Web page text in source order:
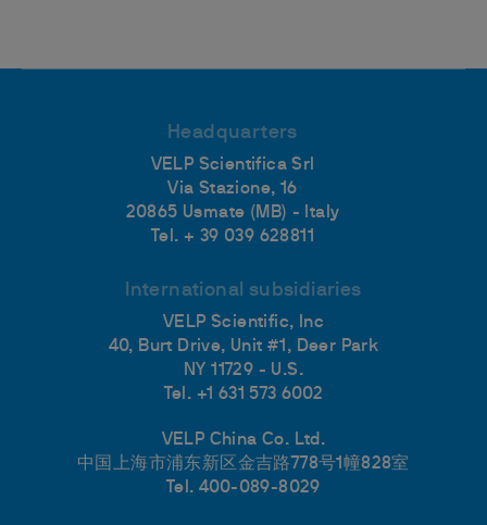
Headquarters
VELP Scientifica Srl
Via Stazione, 16
20865 Usmate (MB) - Italy
Tel. + 39 039 628811
International subsidiaries
VELP Scientific, Inc
40, Burt Drive, Unit #1, Deer Park
NY 11729 - U.S.
Tel. +1 631 573 6002
VELP China Co. Ltd.
中国上海市浦东新区金吉路778号1幢828室
Tel. 400-089-8029